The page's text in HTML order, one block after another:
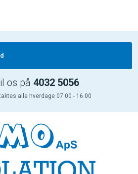
os på 4032 5056
alle hverdage 07.00 - 16.00